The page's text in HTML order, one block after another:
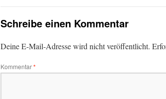
Schreibe einen Kommentar
Deine E-Mail-Adresse wird nicht veröffentlicht.
Kommentar*